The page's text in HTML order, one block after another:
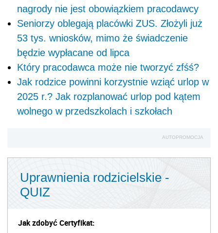
nagrody nie jest obowiązkiem pracodawcy
Seniorzy oblegają placówki ZUS. Złożyli już
53 tys. wniosków, mimo że świadczenie
będzie wypłacane od lipca
Który pracodawca może nie tworzyć zfśś?
Jak rodzice powinni korzystnie wziąć urlop w
2025 r.? Jak rozplanować urlop pod kątem
wolnego w przedszkolach i szkołach
AUTOPROMOCJA
Uprawnienia rodzicielskie -
QUIZ
Jak zdobyć Certyfikat: